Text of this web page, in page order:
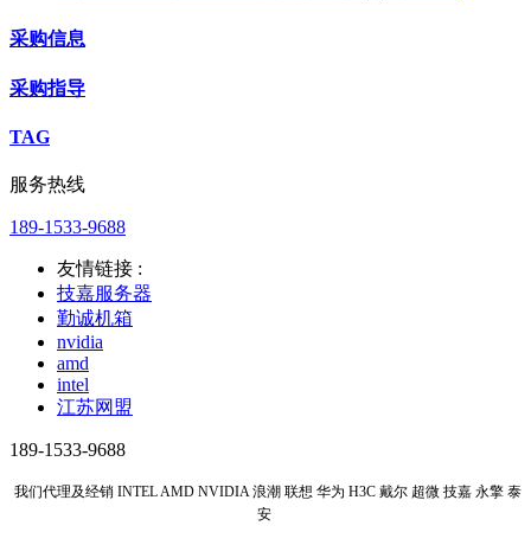
采购信息
采购指导
TAG
服务热线
189-1533-9688
友情链接 :
技嘉服务器
勤诚机箱
nvidia
amd
intel
江苏网盟
189-1533-9688
我们代理及经销 INTEL AMD NVIDIA 浪潮 联想 华为 H3C 戴尔 超微 技嘉 永擎 泰
安